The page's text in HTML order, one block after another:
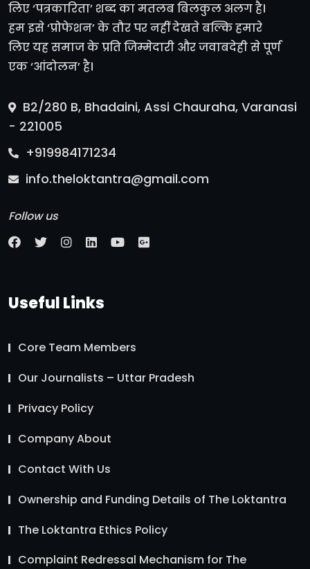
लिए ‘पत्रकारिता’ शब्द का मतलब बिलकुल अलग है।
हम इसे ‘प्रोफेशन’ के तौर पर नहीं देखते बल्कि हमारे
लिए यह समाज के प्रति जिम्मेदारी और जवाबदेही से पूर्ण
एक ‘आंदोलन’ है।
B2/280 B, Bhadaini, Assi Chauraha, Varanasi
- 221005
+919984171234
info.theloktantra@gmail.com
Follow us
Useful Links
Core Team Members
Our Journalists – Uttar Pradesh
Privacy Policy
Company About
Contact With Us
Ownership and Funding Details of The Loktantra
The Loktantra Ethics Policy
Complaint Redressal Mechanism for The